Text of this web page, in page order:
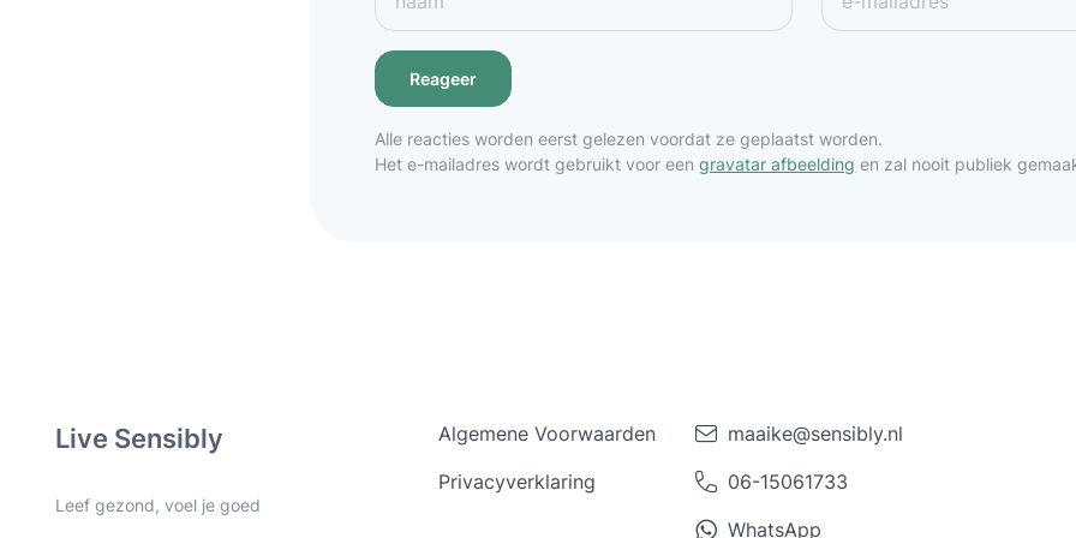
Alle reacties worden eerst gelezen voordat ze geplaatst worden.
Het e-mailadres wordt gebruikt voor eengravatar afbeelding en zal nooit publiek
Live Sensibly
Leef gezond, voel je goed
Algemene Voorwaarden
Privacyverklaring
maaike@sensibly.nl
06-15061733
WhatsApp